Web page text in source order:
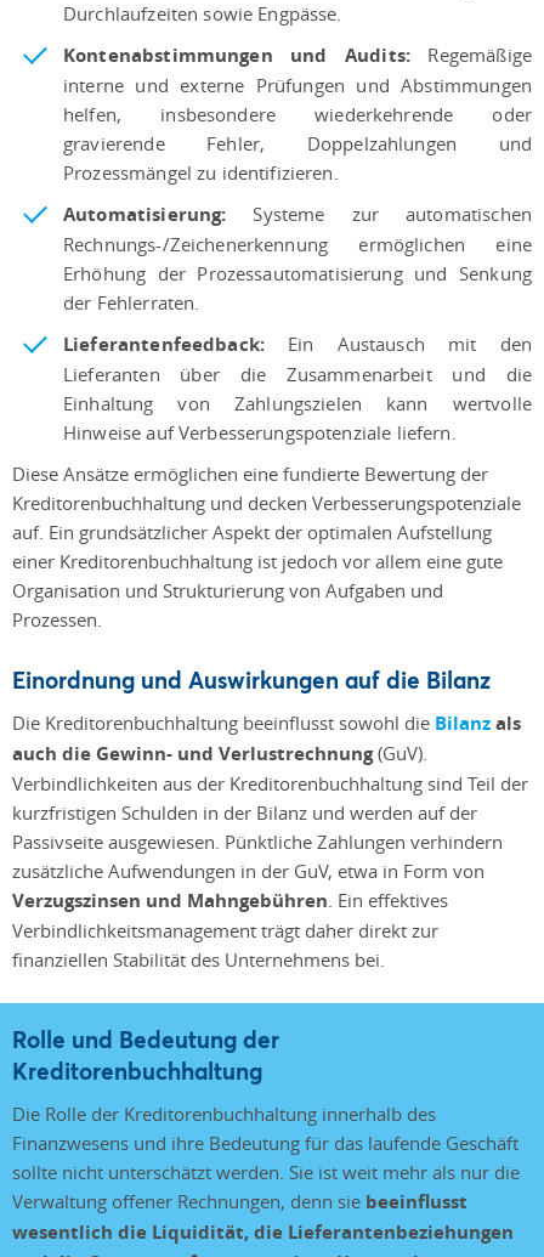
Durchlaufzeiten sowie Engpässe.
Kontenabstimmungen und Audits: Regemäßige
interne und externe Prüfungen und Abstimmungen
helfen, insbesondere wiederkehrende oder
gravierende Fehler, Doppelzahlungen und
Prozessmängel zu identifizieren.
Automatisierung: Systeme zur automatischen
Rechnungs-/Zeichenerkennung ermöglichen eine
Erhöhung der Prozessautomatisierung und Senkung
der Fehlerraten.
Lieferantenfeedback: Ein Austausch mit den
Lieferanten über die Zusammenarbeit und die
Einhaltung von Zahlungszielen kann wertvolle
Hinweise auf Verbesserungspotenziale liefern.
Diese Ansätze ermöglichen eine fundierte Bewertung der
Kreditorenbuchhaltung und decken Verbesserungspotenziale
auf. Ein grundsätzlicher Aspekt der optimalen Aufstellung
einer Kreditorenbuchhaltung ist jedoch vor allem eine gute
Organisation und Strukturierung von Aufgaben und
Prozessen.
Einordnung und Auswirkungen auf die Bilanz
Die Kreditorenbuchhaltung beeinflusst sowohl die Bilanzals
auch die Gewinn- und Verlustrechnung(GuV).
Verbindlichkeiten aus der Kreditorenbuchhaltung sind Teil der
kurzfristigen Schulden in der Bilanz und werden auf der
Passivseite ausgewiesen. Pünktliche Zahlungen verhindern
zusätzliche Aufwendungen in der GuV, etwa in Form von
Verzugszinsen und Mahngebühren . Ein effektives
Verbindlichkeitsmanagement trägt daher direkt zur
finanziellen Stabilität des Unternehmens bei.
Rolle und Bedeutung der
Kreditorenbuchhaltung
Die Rolle der Kreditorenbuchhaltung innerhalb des
Finanzwesens und ihre Bedeutung für das laufende Geschäft
sollte nicht unterschätzt werden. Sie ist weit mehr als nur die
Verwaltung offener Rechnungen, denn sie beeinflusst
wesentlich die Liquidität, die Lieferantenbeziehungen